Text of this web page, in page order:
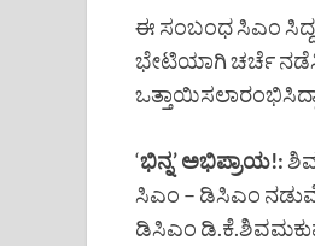
ಈ ಸಂಬಂಧ ಸಿಎಂ
ಭೇಟಿಯಾಗಿ ಚರ್ಚೆ
‘ಭಿನ್ನ’ ಅಭಿಪ್ರಾಯ!:
ಸಿಎಂ – ಡಿಸಿಎಂ ನಡುವೆ
ಡಿಸಿಎಂ